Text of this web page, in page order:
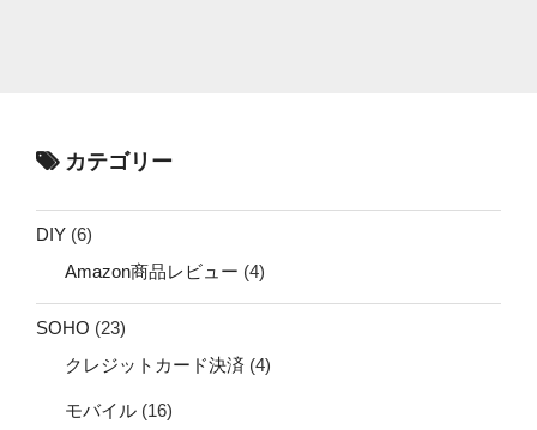
カテゴリー
DIY (6)
Amazon商品レビュー (4)
SOHO (23)
クレジットカード決済 (4)
モバイル (16)